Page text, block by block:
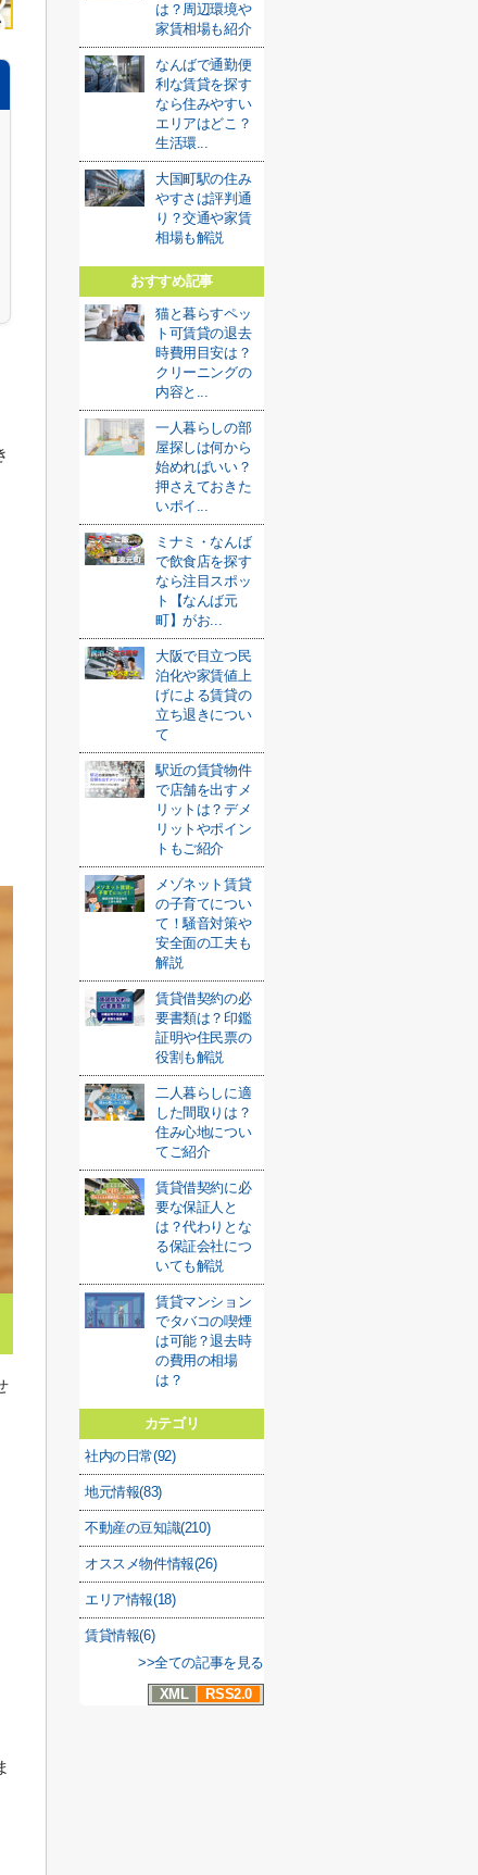
は？周辺環境や
家賃相場も紹介
なんばで通勤便
利な賃貸を探す
なら住みやすい
エリアはどこ？
生活環...
大国町駅の住み
やすさは評判通
り？交通や家賃
相場も解説
おすすめ記事
猫と暮らすペッ
ト可賃貸の退去
時費用目安は？
クリーニングの
内容と...
一人暮らしの部
屋探しは何から
始めればいい？
押さえておきた
いポイ...
ミナミ・なんば
で飲食店を探す
なら注目スポッ
ト【なんば元
町】がお...
大阪で目立つ民
泊化や家賃値上
げによる賃貸の
立ち退きについ
て
駅近の賃貸物件
で店舗を出すメ
リットは？デメ
リットやポイン
トもご紹介
メゾネット賃貸
の子育てについ
て！騒音対策や
安全面の工夫も
解説
賃貸借契約の必
要書類は？印鑑
証明や住民票の
役割も解説
二人暮らしに適
した間取りは？
住み心地につい
てご紹介
賃貸借契約に必
要な保証人と
は？代わりとな
る保証会社につ
いても解説
賃貸マンション
でタバコの喫煙
は可能？退去時
の費用の相場
は？
カテゴリ
社内の日常(92)
地元情報(83)
不動産の豆知識(210)
オススメ物件情報(26)
エリア情報(18)
賃貸情報(6)
>>全ての記事を見る
XML
RSS2.0